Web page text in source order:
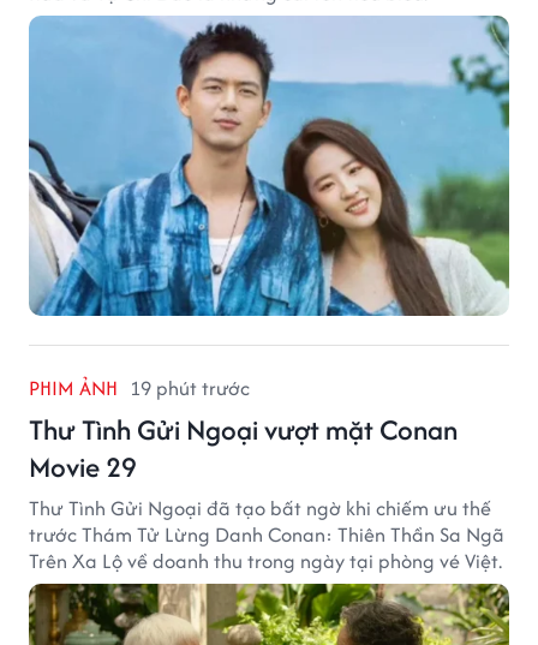
PHIM ẢNH 19 phút trước
Thư Tình Gửi Ngoại vượt mặt Conan
Movie 29
Thư Tình Gửi Ngoại đã tạo bất ngờ khi chiếm ưu thế
trước Thám Tử Lừng Danh Conan: Thiên Thần Sa Ngã
Trên Xa Lộ về doanh thu trong ngày tại phòng vé Việt.